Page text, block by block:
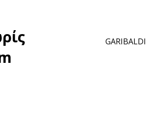
GARIBALDI